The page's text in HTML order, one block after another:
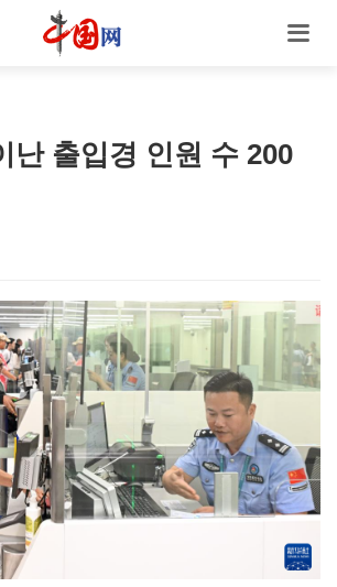
난 출입경 인원 수 200